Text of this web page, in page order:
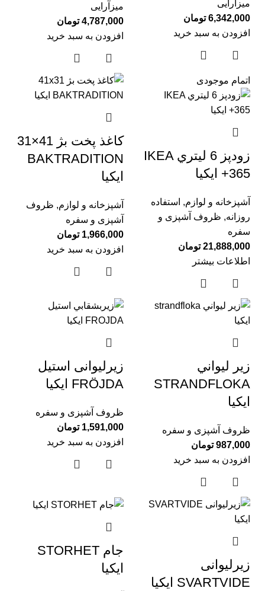
میزآرایی
6,342,000 تومان
افزودن به سبد خرید
میزآرایی
4,787,000 تومان
افزودن به سبد خرید
اتمام موجودی
زودپز 6 ليتري IKEA
365+ ايكيا
آشپزخانه و لوازم, استفاده
روزانه, ظروف آشپزی و
سفره
21,888,000 تومان
اطلاعات بیشتر
کاغذ پخت بژ 41×31
BAKTRADITION
ایکیا
آشپزخانه و لوازم, ظروف
آشپزی و سفره
1,966,000 تومان
افزودن به سبد خرید
زير ليواني
STRANDFLOKA
ايكيا
ظروف آشپزی و سفره
987,000 تومان
افزودن به سبد خرید
زیرلیوانی استيل
FRÖJDA ايكيا
ظروف آشپزی و سفره
1,591,000 تومان
افزودن به سبد خرید
زیرلیوانی
SVARTVIDE ایکیا
جام STORHET
ایکیا